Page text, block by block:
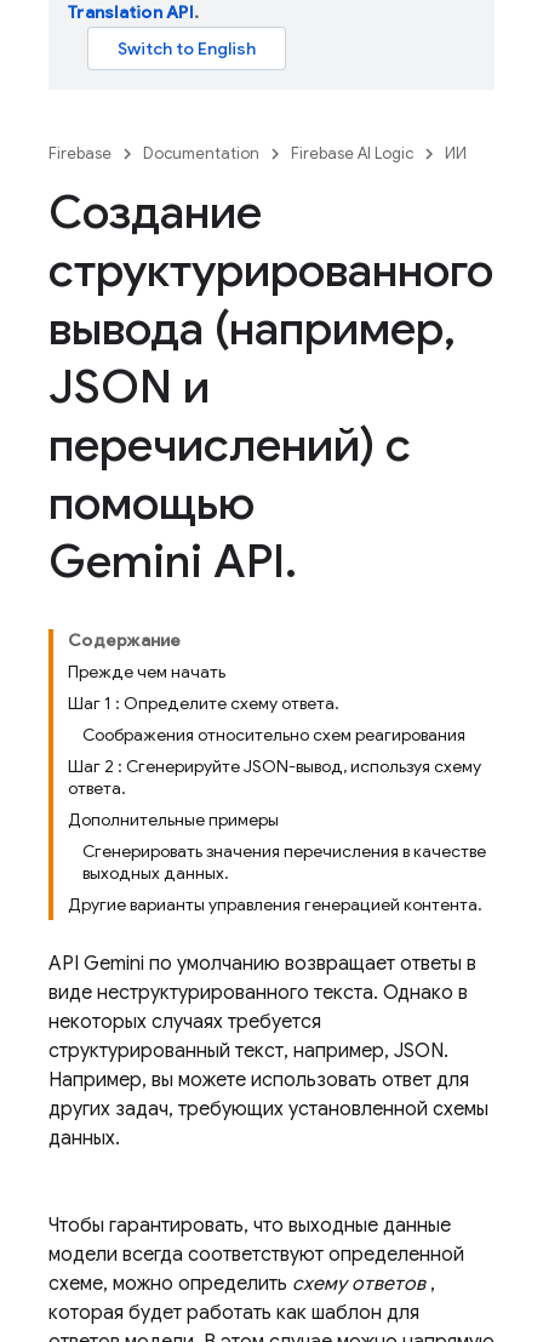
Translation API.
Firebase Documentation Firebase AI Logic ИИ
Создание
структурированного
вывода (например,
JSON и
перечислений) с
помощью
Gemini API.
Содержание
Прежде чем начать
Шаг 1 : Определите схему ответа.
Соображения относительно схем реагирования
Шаг 2 : Сгенерируйте JSON-вывод, используя схему
ответа.
Дополнительные примеры
Сгенерировать значения перечисления в качестве
выходных данных.
Другие варианты управления генерацией контента.
API Gemini по умолчанию возвращает ответы в
виде неструктурированного текста. Однако в
некоторых случаях требуется
структурированный текст, например, JSON.
Например, вы можете использовать ответ для
других задач, требующих установленной схемы
данных.
Чтобы гарантировать, что выходные данные
модели всегда соответствуют определенной
схеме, можно определить схему ответов,
которая будет работать как шаблон для